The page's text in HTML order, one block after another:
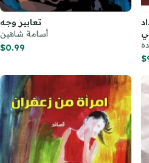
تعابير وجه
أسامة شاهين
$0.99